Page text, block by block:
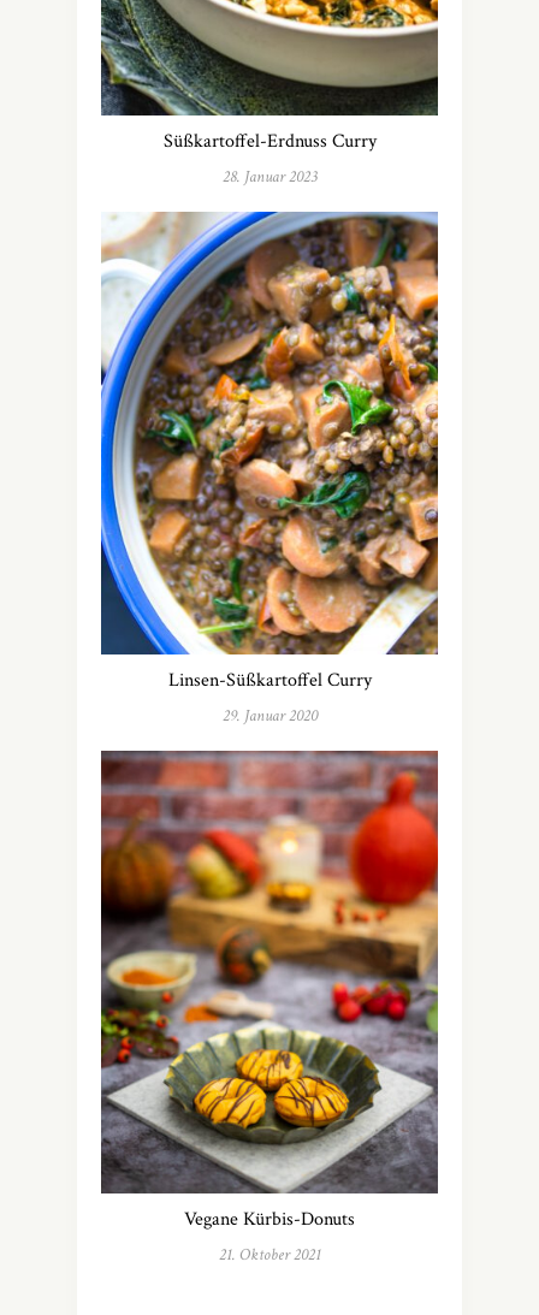
Süßkartoffel-Erdnuss Curry
28. Januar 2023
Linsen-Süßkartoffel Curry
29. Januar 2020
Vegane Kürbis-Donuts
21. Oktober 2021